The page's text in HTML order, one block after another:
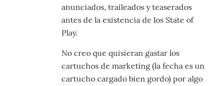
anunciados, traileados y teaserados
antes de la existencia de los State of
Play.
No creo que quisieran gastar los
cartuchos de marketing (la fecha es un
cartucho cargado bien gordo) por algo